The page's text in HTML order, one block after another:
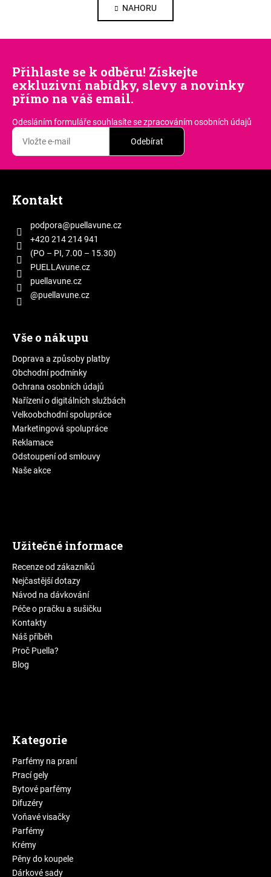
č
á
n
k
v
l
á
c
í
r
v
k
y
v
n
k
n
í
NAHORU
Přihlaste se k odběru! Získejte
exkluzivní nabídky, slevy a novinky
přímo na váš email.
Odesláním formuláře souhlasítese zpracováním osobních údajů
Odebírat
Kontakt
podpora@puellavune.cz
+420 214 214 941
(PO – PI, 7.00 – 15.30)
PUELLAvune.cz
puellavune.cz
@puellavune.cz
Vše o nákupu
Doprava a způsoby platby
Obchodní podmínky
Ochrana osobních údajů
Nařízení o digitálních službách
Velkoobchodní spolupráce
Marketingová spolupráce
Reklamace
Odstoupení od smlouvy
Naše akce
Užitečné informace
Recenze od zákazníků
Nejčastější dotazy
Návod na dávkování
Péče o pračku a sušičku
Kontakty
Náš příběh
Proč Puella?
Blog
Kategorie
Parfémy na praní
Prací gely
Bytové parfémy
Difuzéry
Voňavé visačky
Parfémy
Krémy
Pěny do koupele
Dárkové sady